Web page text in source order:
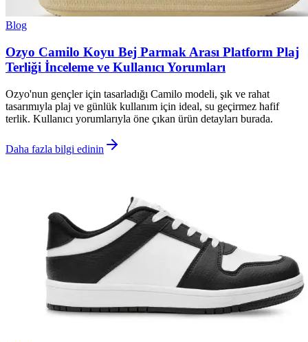
Blog
Ozyo Camilo Koyu Bej Parmak Arası Platform Plaj
Terliği İnceleme ve Kullanıcı Yorumları
Ozyo'nun gençler için tasarladığı Camilo modeli, şık ve rahat
tasarımıyla plaj ve günlük kullanım için ideal, su geçirmez hafif
terlik. Kullanıcı yorumlarıyla öne çıkan ürün detayları burada.
Daha fazla bilgi edinin